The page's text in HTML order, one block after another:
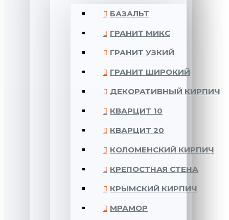
БАЗАЛЬТ
ГРАНИТ МИКС
ГРАНИТ УЗКИЙ
ГРАНИТ ШИРОКИЙ
ДЕКОРАТИВНЫЙ КИРПИЧ
КВАРЦИТ 10
КВАРЦИТ 20
КОЛОМЕНСКИЙ КИРПИЧ
КРЕПОСТНАЯ СТЕНА
КРЫМСКИЙ КИРПИЧ
МРАМОР